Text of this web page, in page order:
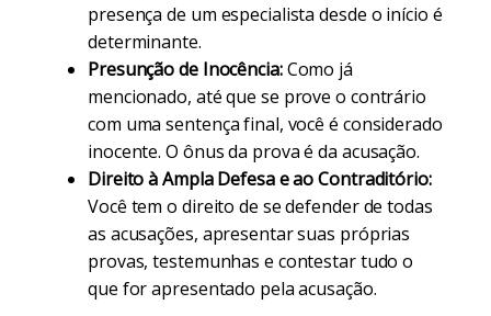
presença de um especialista desde o início é
determinante.
Presunção de Inocência:Como já
mencionado, até que se prove o contrário
com uma sentença final, você é considerado
inocente. O ônus da prova é da acusação.
Direito à Ampla Defesa e ao Contraditório:
Você tem o direito de se defender de todas
as acusações, apresentar suas próprias
provas, testemunhas e contestar tudo o
que for apresentado pela acusação.